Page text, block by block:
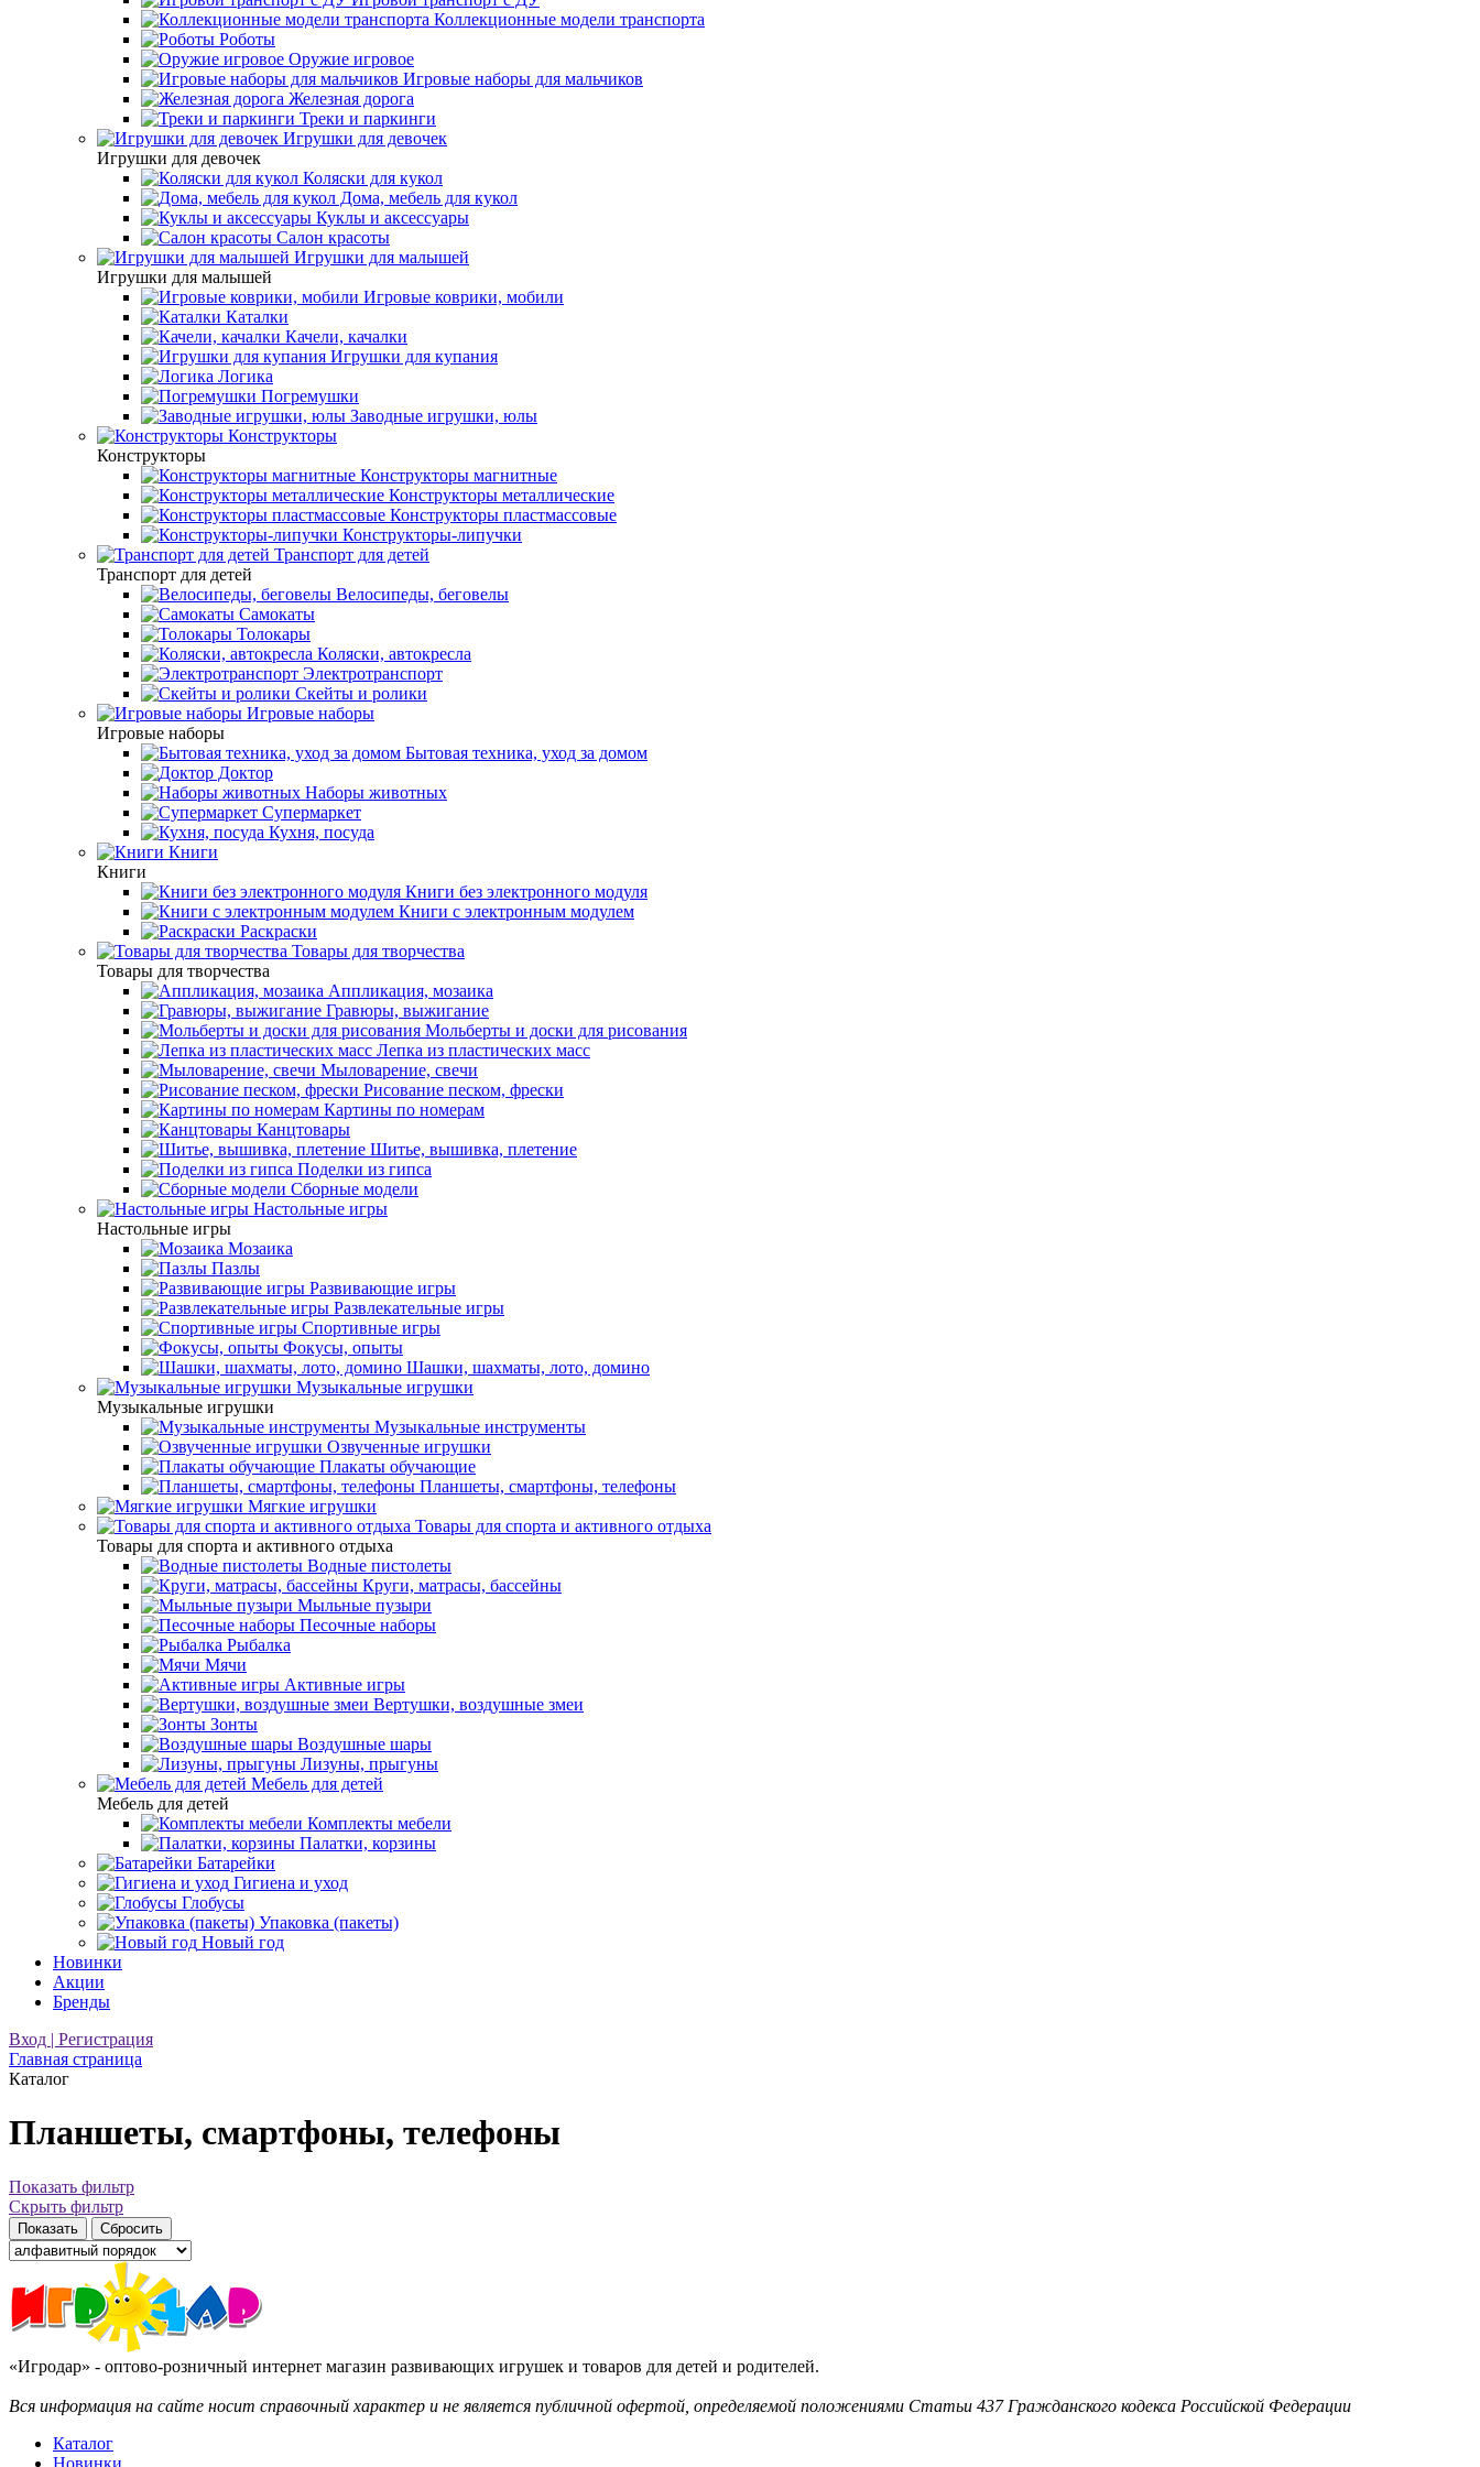
Коллекционные модели транспорта
Роботы
Оружие игровое
Игровые наборы для мальчиков
Железная дорога
Треки и паркинги
Игрушки для девочек
Игрушки для девочек
Коляски для кукол
Дома, мебель для кукол
Куклы и аксессуары
Салон красоты
Игрушки для малышей
Игрушки для малышей
Игровые коврики, мобили
Каталки
Качели, качалки
Игрушки для купания
Логика
Погремушки
Заводные игрушки, юлы
Конструкторы
Конструкторы
Конструкторы магнитные
Конструкторы металлические
Конструкторы пластмассовые
Конструкторы-липучки
Транспорт для детей
Транспорт для детей
Велосипеды, беговелы
Самокаты
Толокары
Коляски, автокресла
Электротранспорт
Скейты и ролики
Игровые наборы
Игровые наборы
Бытовая техника, уход за домом
Доктор
Наборы животных
Супермаркет
Кухня, посуда
Книги
Книги
Книги без электронного модуля
Книги с электронным модулем
Раскраски
Товары для творчества
Товары для творчества
Аппликация, мозаика
Гравюры, выжигание
Мольберты и доски для рисования
Лепка из пластических масс
Мыловарение, свечи
Рисование песком, фрески
Картины по номерам
Канцтовары
Шитье, вышивка, плетение
Поделки из гипса
Сборные модели
Настольные игры
Настольные игры
Мозаика
Пазлы
Развивающие игры
Развлекательные игры
Спортивные игры
Фокусы, опыты
Шашки, шахматы, лото, домино
Музыкальные игрушки
Музыкальные игрушки
Музыкальные инструменты
Озвученные игрушки
Плакаты обучающие
Планшеты, смартфоны, телефоны
Мягкие игрушки
Товары для спорта и активного отдыха
Товары для спорта и активного отдыха
Водные пистолеты
Круги, матрасы, бассейны
Мыльные пузыри
Песочные наборы
Рыбалка
Мячи
Активные игры
Вертушки, воздушные змеи
Зонты
Воздушные шары
Лизуны, прыгуны
Мебель для детей
Мебель для детей
Комплекты мебели
Палатки, корзины
Батарейки
Гигиена и уход
Глобусы
Упаковка (пакеты)
Новый год
Новинки
Акции
Бренды
Вход | Регистрация
Главная страница
Каталог
Планшеты, смартфоны, телефоны
Показать фильтр
Скрыть фильтр
«Игродар» - оптово-розничный интернет магазин развивающих игрушек и товаров для детей и родителей.
Вся информация на сайте носит справочный характер и не является публичной офертой, определяемой положениями Статьи 437 Гражданского кодекса Российской Федерации
Каталог
Новинки